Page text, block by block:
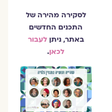
לסקירה מהירה של
התכנים החדשים
באתר, ניתןלעבור
לכאן.